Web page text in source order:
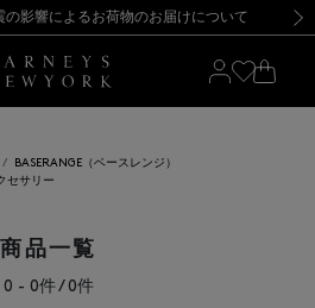
新規登録のお客様も対象！＜MY BARNEYS＞会員のお客様は11,000円（税込）以上のお買上げで常時送料無料！お買い物の際は会員登録を！
【夏季休業に伴う返品・交換承り一時停止のお知らせ】（2026.8.5）
影響によるお荷物のお届けについて
SALEのご案内・ご注意事項 新規登録のお客様も対象！＜MY BARNEYS＞会員のお客様は11,000円（税込）以上のお買上げで常時送料無料！お買い物の際は会員登録を！
【夏季休業に伴う返品・交換承り一時停止のお知らせ】（2026.8.5）
BASERANGE（ベースレンジ）
セサリー
商品一覧
0 - 0件 / 0件